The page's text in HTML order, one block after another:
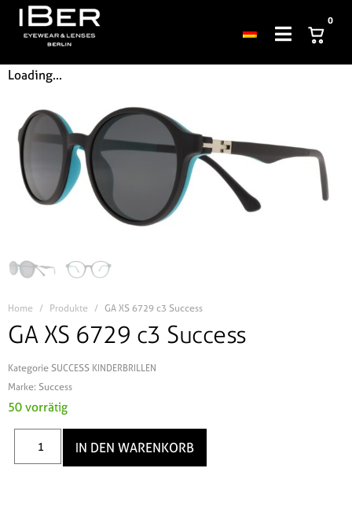
0
Loading...
Home Produkte GA XS 6729 c3 Success
GA XS 6729 c3 Success
KategorieSUCCESS KINDERBRILLEN
Marke:Success
50 vorrätig
IN DEN WARENKORB